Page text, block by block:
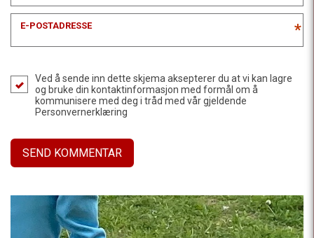
E-POSTADRESSE *
Ved å sende inn dette skjema aksepterer du at vi kan lagre
og bruke din kontaktinformasjon med formål om å
kommunisere med deg i tråd med vår gjeldende
Personvernerklæring